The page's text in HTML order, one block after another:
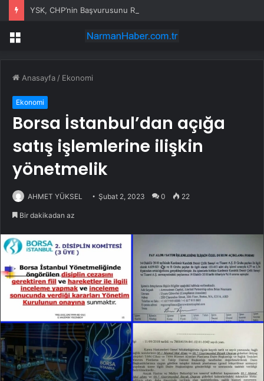
YSK, CHP’nin Başvurusunu Reddetti
Menü
Anasayfa / Ekonomi
Ekonomi
Borsa İstanbul’dan açığa
satış işlemlerine ilişkin
yönetmelik
AHMET YÜKSEL Şubat 2, 2023 0 22
Bir dakikadan az